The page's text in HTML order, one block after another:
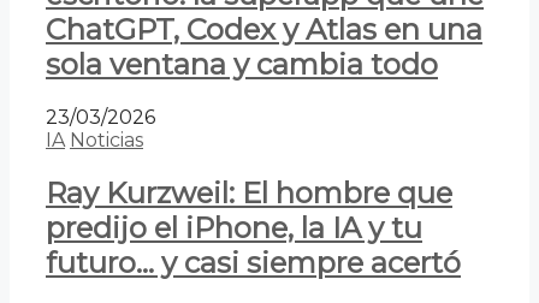
ChatGPT, Codex y Atlas en una
sola ventana y cambia todo
23/03/2026
IA Noticias
Ray Kurzweil: El hombre que
predijo el iPhone, la IA y tu
futuro… y casi siempre acertó